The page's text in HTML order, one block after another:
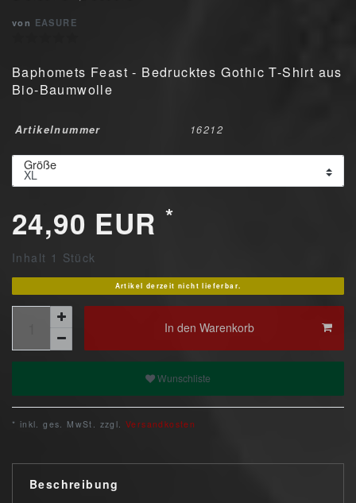
von EASURE
Baphomets Feast - Bedrucktes Gothic T-Shirt aus
Bio-Baumwolle
Artikelnummer 16212
Größe
24,90 EUR *
Inhalt 1 Stück
Artikel derzeit nicht lieferbar.
In den Warenkorb
Wunschliste
* inkl. ges. MwSt. zzgl. Versandkosten
Beschreibung